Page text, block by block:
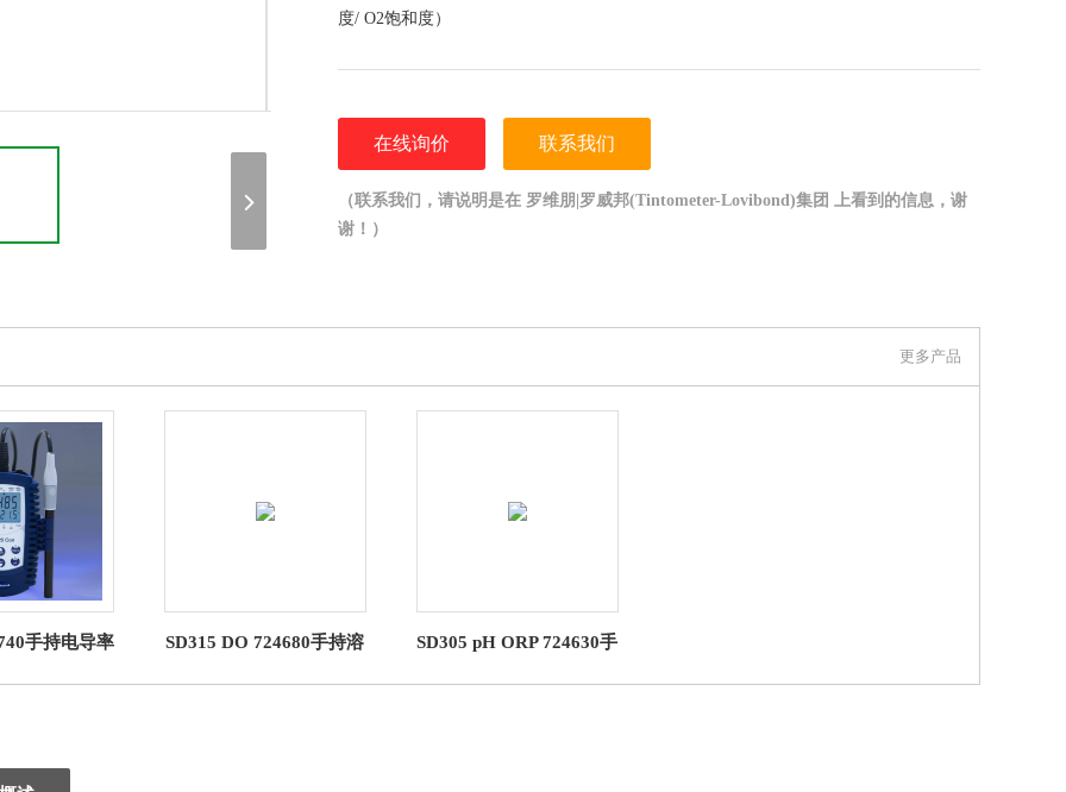
度/ O2饱和度）
在线询价 联系我们
（联系我们，请说明是在 罗维朋|罗威邦(Tintometer-Lovibond)集团 上看到的信息，谢
谢！）
更多产品
手持电导率
电化学
SD315 DO 724680手持溶
邦电化学
SD305 pH ORP 724630手
邦电化学测定仪